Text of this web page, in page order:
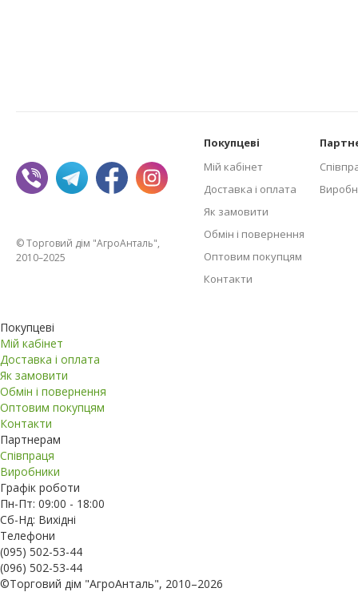
© Торговий дім "АгроАнталь",
2010–2025
Покупцеві
Мій кабінет
Доставка і оплата
Як замовити
Обмін і повернення
Оптовим покупцям
Контакти
Покупцеві
Мій кабінет
Доставка і оплата
Як замовити
Обмін і повернення
Оптовим покупцям
Контакти
Партнерам
Співпраця
Виробники
Графік роботи
Пн-Пт: 09:00 - 18:00
Сб-Нд: Вихідні
Телефони
(095) 502-53-44
(096) 502-53-44
©Торговий дім "АгроАнталь", 2010–2026